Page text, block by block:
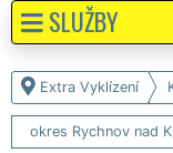
Extra Vyklízení
okres Rychnov nad
SLUŽBY